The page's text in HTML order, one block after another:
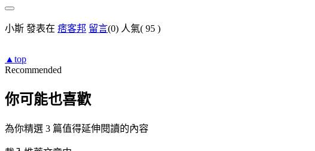
小斯 發表在 痞客邦 留言(0) 人氣( 95 )
▲top
Recommended
你可能也喜歡
為你精選 3 篇值得延伸閱讀的內容